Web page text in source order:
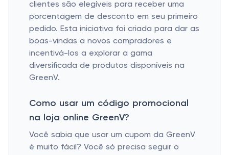
clientes são elegíveis para receber uma
porcentagem de desconto em seu primeiro
pedido. Esta iniciativa foi criada para dar as
boas-vindas a novos compradores e
incentivá-los a explorar a gama
diversificada de produtos disponíveis na
GreenV.
Como usar um código promocional
na loja online GreenV?
Você sabia que usar um cupom da GreenV
é muito fácil? Você só precisa seguir o